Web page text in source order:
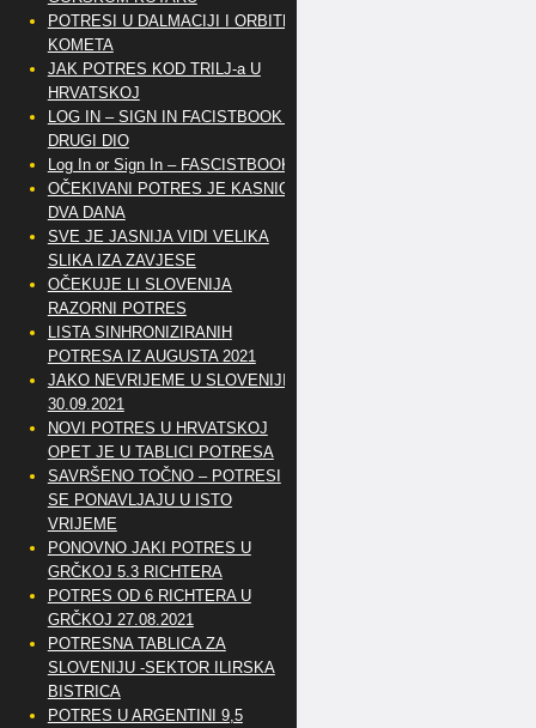
POTRESI U DALMACIJI I ORBITE
KOMETA
JAK POTRES KOD TRILJ-a U
HRVATSKOJ
LOG IN – SIGN IN FACISTBOOK –
DRUGI DIO
Log In or Sign In – FASCISTBOOK
OČEKIVANI POTRES JE KASNIO
DVA DANA
SVE JE JASNIJA VIDI VELIKA
SLIKA IZA ZAVJESE
OČEKUJE LI SLOVENIJA
RAZORNI POTRES
LISTA SINHRONIZIRANIH
POTRESA IZ AUGUSTA 2021
JAKO NEVRIJEME U SLOVENIJI
30.09.2021
NOVI POTRES U HRVATSKOJ
OPET JE U TABLICI POTRESA
SAVRŠENO TOČNO – POTRESI
SE PONAVLJAJU U ISTO
VRIJEME
PONOVNO JAKI POTRES U
GRČKOJ 5.3 RICHTERA
POTRES OD 6 RICHTERA U
GRČKOJ 27.08.2021
POTRESNA TABLICA ZA
SLOVENIJU -SEKTOR ILIRSKA
BISTRICA
POTRES U ARGENTINI 9,5